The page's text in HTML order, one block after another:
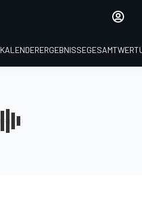
KALENDERERGEBNISSE